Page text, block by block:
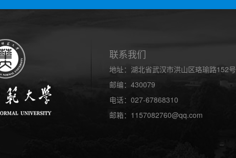
联系我们
地址：湖北省武汉市洪山区珞瑜路152号
邮编：430079
电话：027-67868310
邮箱：1157082760@qq.com